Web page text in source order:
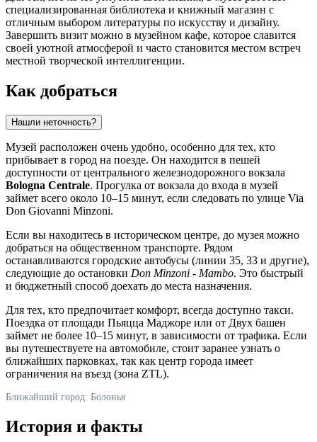
специализированная библиотека и книжный магазин с
отличным выбором литературы по искусству и дизайну.
Завершить визит можно в музейном кафе, которое славится
своей уютной атмосферой и часто становится местом встреч
местной творческой интеллигенции.
Как добраться
Нашли неточность?
Музей расположен очень удобно, особенно для тех, кто
прибывает в город на поезде. Он находится в пешей
доступности от центрального железнодорожного вокзала
Bologna Centrale. Прогулка от вокзала до входа в музей
займет всего около 10–15 минут, если следовать по улице Via
Don Giovanni Minzoni.
Если вы находитесь в историческом центре, до музея можно
добраться на общественном транспорте. Рядом
останавливаются городские автобусы (линии 35, 33 и другие),
следующие до остановки Don Minzoni - Mambo. Это быстрый
и бюджетный способ доехать до места назначения.
Для тех, кто предпочитает комфорт, всегда доступно такси.
Поездка от площади Пьяцца Маджоре или от Двух башен
займет не более 10–15 минут, в зависимости от трафика. Если
вы путешествуете на автомобиле, стоит заранее узнать о
ближайших парковках, так как центр города имеет
ограничения на въезд (зона ZTL).
Ближайший город: Болонья
История и факты